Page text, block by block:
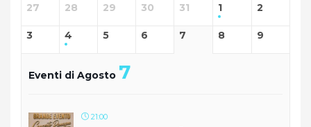
27 28 29 30 31 1 2
3 4 5 6 7 8 9
Eventi di Agosto 7
21:00